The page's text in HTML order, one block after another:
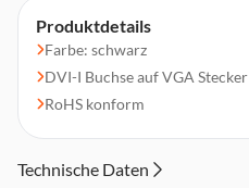
Produktdetails
Farbe: schwarz
DVI-I Buchse auf VGA Stecker
RoHS konform
Technische Daten